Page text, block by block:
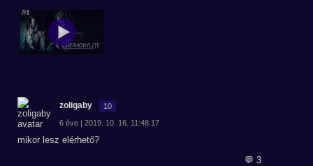
zoligaby 10
6 éve | 2019. 10. 16. 11:48:17
mikor lesz elérhető?
💬 3